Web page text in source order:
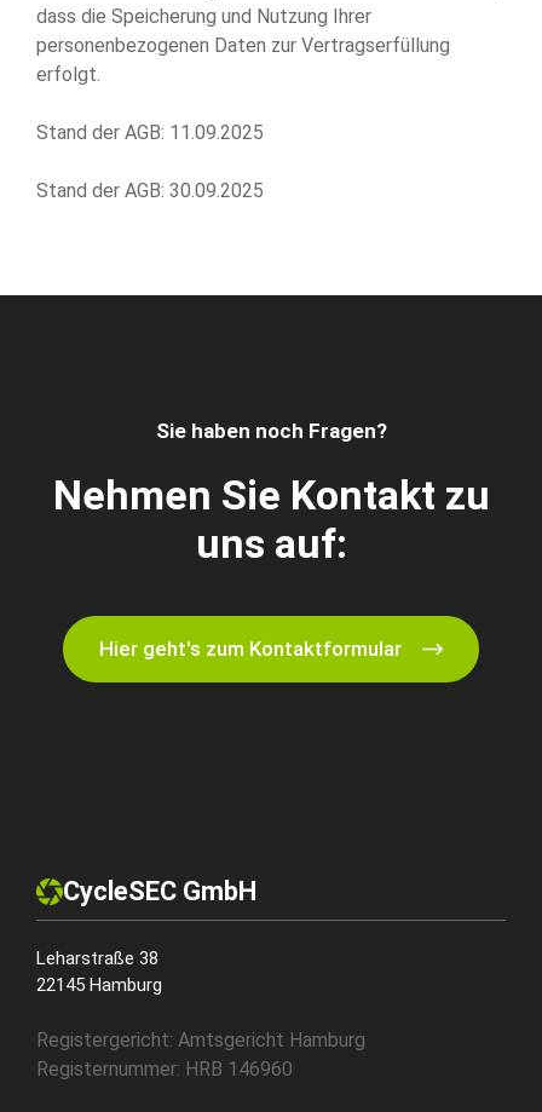
dass die Speicherung und Nutzung Ihrer
personenbezogenen Daten zur Vertragserfüllung
erfolgt.
Stand der AGB: 11.09.2025
Stand der AGB: 30.09.2025
Sie haben noch Fragen?
Nehmen Sie Kontakt zu
uns auf:
Hier geht's zum Kontaktformular
CycleSEC GmbH
Leharstraße 38
22145 Hamburg
Registergericht: Amtsgericht Hamburg
Registernummer: HRB 146960